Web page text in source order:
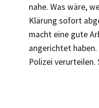
nahe. Was wäre,
Klärung sofort
macht eine gute
angerichtet
Polizei verurteilen.